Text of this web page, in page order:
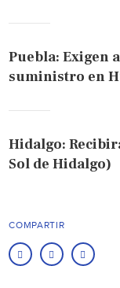
Puebla: Exigen
suministro en
Hidalgo:
Sol de Hidalgo)
COMPARTIR